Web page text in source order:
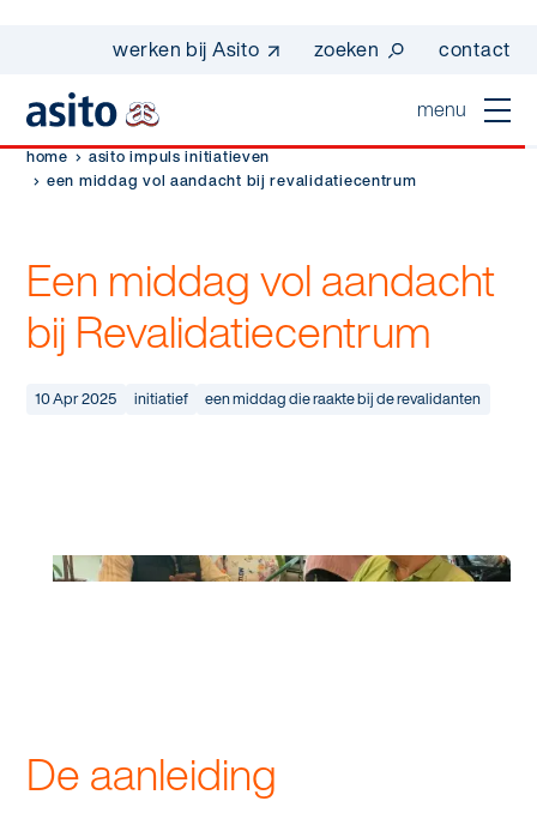
werken bij Asito zoeken contact
menu
Suggesties
werken bij asito
one go - werk beter samen met one go
home
Dagelijkse schoonmaak
Specialistische schoonmaak
Aanvullende diensten
sectoren
In de buurt
Onderwijs
Retail
wij zijn Asito
Nieuws
home
asito impuls initiatieven
een middag vol aandacht bij revalidatiecentrum
Een middag vol aandacht
bij Revalidatiecentrum
10 Apr 2025 initiatief een middag die raakte bij de revalidanten
De aanleiding